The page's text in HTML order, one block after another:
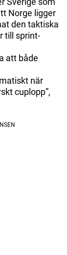
Norge ligger
den taktiska
till sprint-
att både
när
cuplopp”,